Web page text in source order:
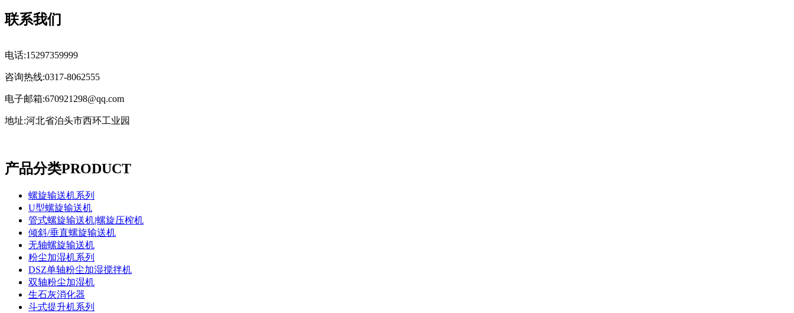
联系我们
电话:15297359999
咨询热线:0317-8062555
电子邮箱:670921298@qq.com
地址:河北省泊头市西环工业园
产品分类PRODUCT
螺旋输送机系列
U型螺旋输送机
管式螺旋输送机|螺旋压榨机
倾斜/垂直螺旋输送机
无轴螺旋输送机
粉尘加湿机系列
DSZ单轴粉尘加湿搅拌机
双轴粉尘加湿机
生石灰消化器
斗式提升机系列